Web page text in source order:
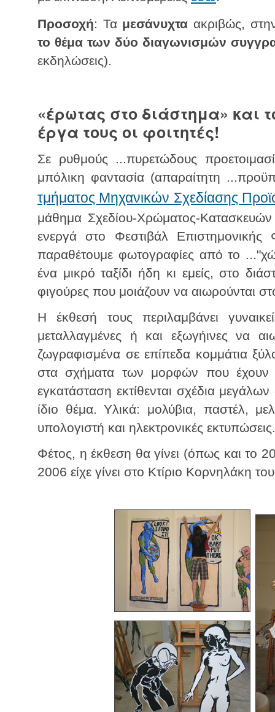
Προσοχή: Τα μεσάνυχτα ακριβώς,
το θέμα των δύο διαγωνισμών
εκδηλώσεις).
«έρωτας στο διάστημα» και
έργα τους οι φοιτητές!
Σε ρυθμούς ...πυρετώδους
μπόλικη φαντασία (απαραίτητη
τμήματος Μηχανικών Σχεδίασης
μάθημα Σχεδίου-Χρώματος-
ενεργά στο Φεστιβάλ
παραθέτουμε φωτογραφίες από το
ένα μικρό ταξίδι ήδη κι εμείς, στο
φιγούρες που μοιάζουν να αιωρούνται
Η έκθεσή τους περιλαμβάνει
μεταλλαγμένες ή και εξωγήινες να
ζωγραφισμένα σε επίπεδα κομμάτια
στα σχήματα των μορφών που έχουν
εγκατάσταση εκτίθενται σχέδια
ίδιο θέμα. Υλικά: μολύβια, παστέλ,
υπολογιστή και ηλεκτρονικές εκτυπώσεις.
Φέτος, η έκθεση θα γίνει (όπως και το
2006 είχε γίνει στο Κτίριο Κορνηλάκη